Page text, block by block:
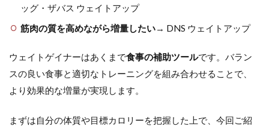
ッグ・ザバス ウェイトアップ
筋肉の質を高めながら増量したい→ DNS ウェイトアップ
ウェイトゲイナーはあくまで食事の補助ツールです。バラン
スの良い食事と適切なトレーニングを組み合わせることで、
より効果的な増量が実現します。
まずは自分の体質や目標カロリーを把握した上で、今回ご紹